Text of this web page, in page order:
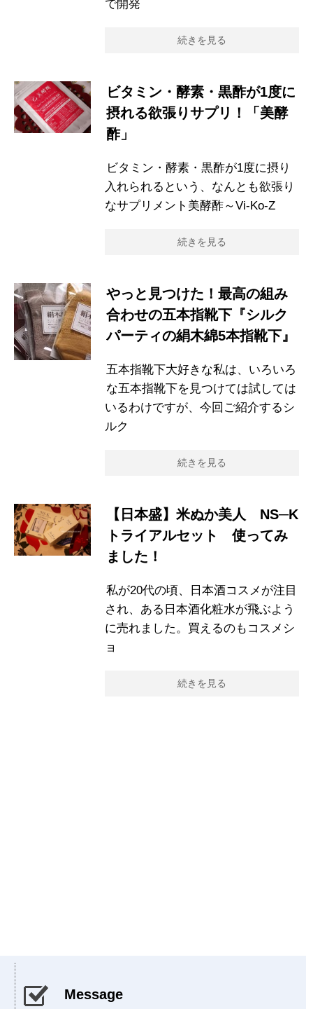
で開発
続きを見る
ビタミン・酵素・黒酢が1度に
摂れる欲張りサプリ！「美酵
酢」
ビタミン・酵素・黒酢が1度に摂り
入れられるという、なんとも欲張り
なサプリメント美酵酢～Vi-Ko-Z
続きを見る
やっと見つけた！最高の組み
合わせの五本指靴下『シルク
パーティの絹木綿5本指靴下』
五本指靴下大好きな私は、いろいろ
な五本指靴下を見つけては試しては
いるわけですが、今回ご紹介するシ
ルク
続きを見る
【日本盛】米ぬか美人 NS─K
トライアルセット 使ってみ
ました！
私が20代の頃、日本酒コスメが注目
され、ある日本酒化粧水が飛ぶよう
に売れました。買えるのもコスメシ
ョ
続きを見る
Message